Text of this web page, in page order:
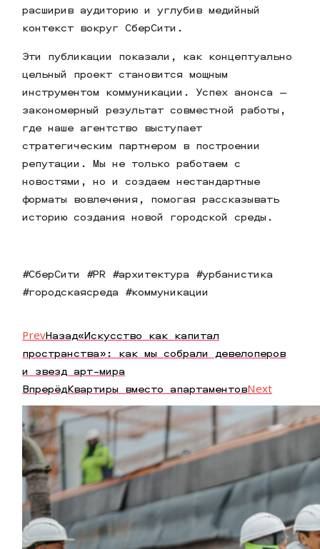
расширив аудиторию и углубив медийный
контекст вокруг СберСити.
Эти публикации показали, как концептуально
цельный проект становится мощным
инструментом коммуникации. Успех анонса —
закономерный результат совместной работы,
где наше агентство выступает
стратегическим партнером в построении
репутации. Мы не только работаем с
новостями, но и создаем нестандартные
форматы вовлечения, помогая рассказывать
историю создания новой городской среды.
#СберСити #PR #архитектура #урбанистика
#городскаясреда #коммуникации
PrevНазад«Искусство как капитал
пространства»: как мы собрали девелоперов
и звезд арт-мира
ВпрерёдКвартиры вместо апартаментовNext